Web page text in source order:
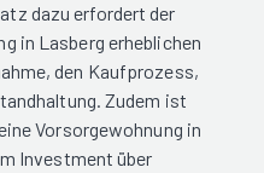
dazu erfordert der
in Lasberg erheblichen
den Kaufprozess,
Zudem ist
Vorsorgewohnung in
Investment über